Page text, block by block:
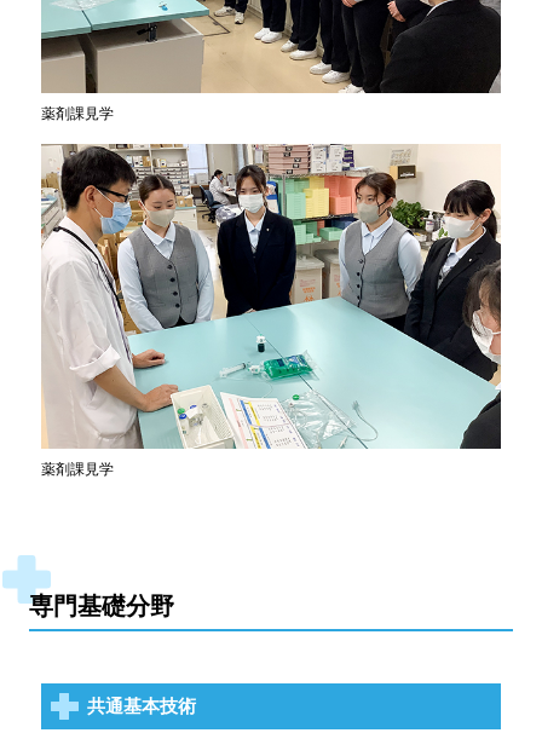
薬剤課見学
薬剤課見学
専門基礎分野
共通基本技術